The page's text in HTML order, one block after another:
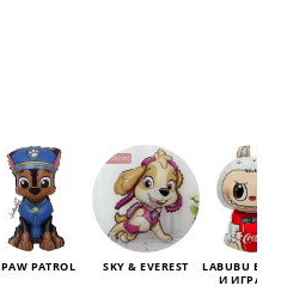
PAW PATROL SKY & EVEREST
LABUBU
И